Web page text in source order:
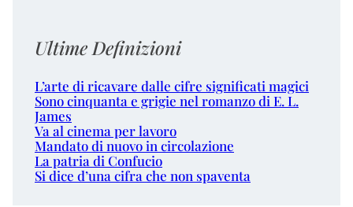
Ultime Definizioni
L’arte di ricavare dalle cifre significati magici
Sono cinquanta e grigie nel romanzo di E. L.
James
Va al cinema per lavoro
Mandato di nuovo in circolazione
La patria di Confucio
Si dice d’una cifra che non spaventa